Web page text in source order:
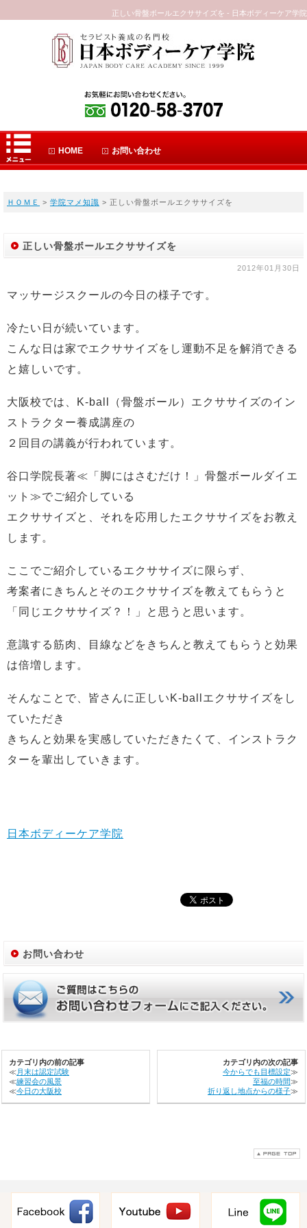
正しい骨盤ボールエクササイズを - 日本ボディーケア学院
HOME お問い合わせ
ＨＯＭＥ > 学院マメ知識 > 正しい骨盤ボールエクササイズを
正しい骨盤ボールエクササイズを
2012年01月30日
マッサージスクールの今日の様子です。
冷たい日が続いています。
こんな日は家でエクササイズをし運動不足を解消できる
と嬉しいです。
大阪校では、K-ball（骨盤ボール）エクササイズのイン
ストラクター養成講座の
２回目の講義が行われています。
谷口学院長著≪「脚にはさむだけ！」骨盤ボールダイエ
ット≫でご紹介している
エクササイズと、それを応用したエクササイズをお教え
します。
ここでご紹介しているエクササイズに限らず、
考案者にきちんとそのエクササイズを教えてもらうと
「同じエクササイズ？！」と思うと思います。
意識する筋肉、目線などをきちんと教えてもらうと効果
は倍増します。
そんなことで、皆さんに正しいK-ballエクササイズをし
ていただき
きちんと効果を実感していただきたくて、インストラク
ターを輩出していきます。
日本ボディーケア学院
お問い合わせ
カテゴリ内の前の記事
≪月末は認定試験
≪練習会の風景
≪今日の大阪校
カテゴリ内の次の記事
今からでも目標設定≫
至福の時間≫
折り返し地点からの様子≫